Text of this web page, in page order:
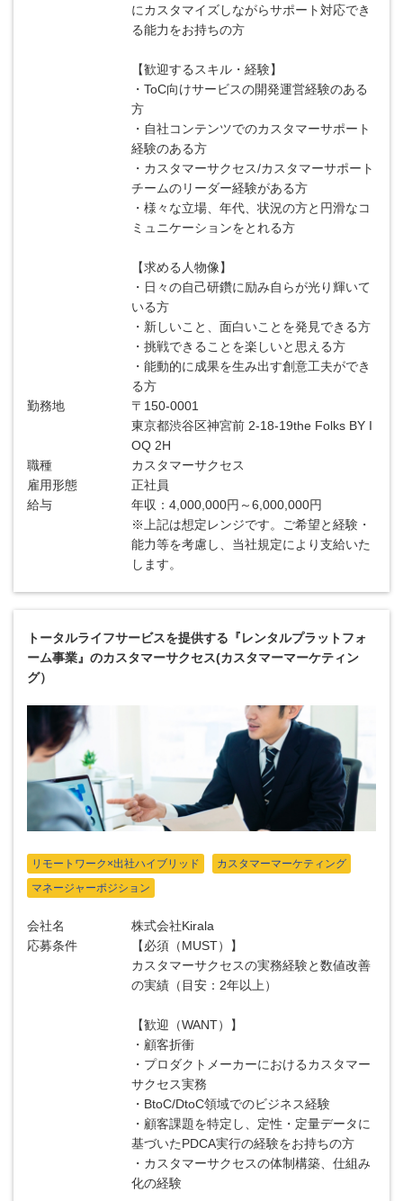
にカスタマイズしながらサポート対応でき
る能力をお持ちの方
【歓迎するスキル・経験】
・ToC向けサービスの開発運営経験のある
方
・自社コンテンツでのカスタマーサポート
経験のある方
・カスタマーサクセス/カスタマーサポート
チームのリーダー経験がある方
・様々な立場、年代、状況の方と円滑なコ
ミュニケーションをとれる方
【求める人物像】
・日々の自己研鑽に励み自らが光り輝いて
いる方
・新しいこと、面白いことを発見できる方
・挑戦できることを楽しいと思える方
・能動的に成果を生み出す創意工夫ができ
る方
勤務地
〒150-0001
東京都渋谷区神宮前 2-18-19the Folks BY I
OQ 2H
職種
カスタマーサクセス
雇用形態
正社員
給与
年収：4,000,000円～6,000,000円
※上記は想定レンジです。ご希望と経験・
能力等を考慮し、当社規定により支給いた
します。
トータルライフサービスを提供する『レンタルプラットフォ
ーム事業』のカスタマーサクセス(カスタマーマーケティン
グ）
リモートワーク×出社ハイブリッド
カスタマーマーケティング
マネージャーポジション
会社名
株式会社Kirala
応募条件
【必須（MUST）】
カスタマーサクセスの実務経験と数値改善
の実績（目安：2年以上）
【歓迎（WANT）】
・顧客折衝
・プロダクトメーカーにおけるカスタマー
サクセス実務
・BtoC/DtoC領域でのビジネス経験
・顧客課題を特定し、定性・定量データに
基づいたPDCA実行の経験をお持ちの方
・カスタマーサクセスの体制構築、仕組み
化の経験